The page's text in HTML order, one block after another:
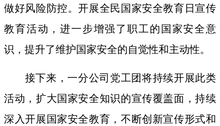
做好风险防控。开展全民国家安全教育日宣传
教育活动，进一步增强了职工的国家安全意
识，提升了维护国家安全的自觉性和主动性。
接下来，一分公司党工团将持续开展此类
活动，扩大国家安全知识的宣传覆盖面，持续
深入开展国家安全教育，不断创新宣传形式和